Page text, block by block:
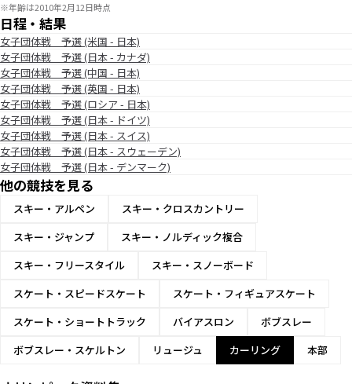
※年齢は2010年2月12日時点
日程・結果
女子団体戦 予選 (米国 - 日本)
女子団体戦 予選 (日本 - カナダ)
女子団体戦 予選 (中国 - 日本)
女子団体戦 予選 (英国 - 日本)
女子団体戦 予選 (ロシア - 日本)
女子団体戦 予選 (日本 - ドイツ)
女子団体戦 予選 (日本 - スイス)
女子団体戦 予選 (日本 - スウェーデン)
女子団体戦 予選 (日本 - デンマーク)
他の競技を見る
スキー・アルペン
スキー・クロスカントリー
スキー・ジャンプ
スキー・ノルディック複合
スキー・フリースタイル
スキー・スノーボード
スケート・スピードスケート
スケート・フィギュアスケート
スケート・ショートトラック
バイアスロン
ボブスレー
ボブスレー・スケルトン
リュージュ カーリング 本部